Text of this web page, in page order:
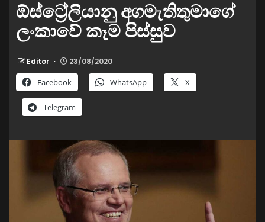
ඕස්ට්‍රේලියානු අගමැතිතුමාගේ
ලංකාවේ කෑම පිස්සුව
Editor 23/08/2020
Facebook WhatsApp X
Telegram